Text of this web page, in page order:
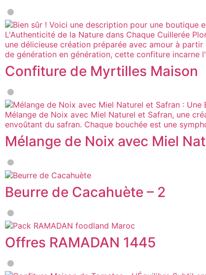
Confiture de Myrtilles Maison
Mélange de Noix avec Miel Nat
Beurre de Cacahuète – 2
Offres RAMADAN 1445